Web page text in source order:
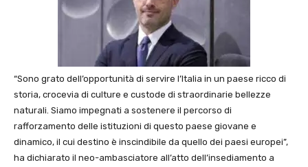
“Sono grato dell’opportunità di servire l’Italia in un paese ricco di
storia, crocevia di culture e custode di straordinarie bellezze
naturali. Siamo impegnati a sostenere il percorso di
rafforzamento delle istituzioni di questo paese giovane e
dinamico, il cui destino è inscindibile da quello dei paesi europei”,
ha dichiarato il neo-ambasciatore all’atto dell’insediamento a